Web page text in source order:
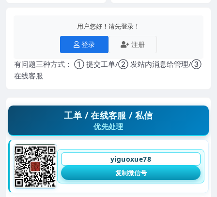
用户您好！请先登录！
登录 注册
有问题三种方式： ① 提交工单/② 发站内消息给管理/③
在线客服
工单 / 在线客服 / 私信
优先处理
yiguoxue78
复制微信号